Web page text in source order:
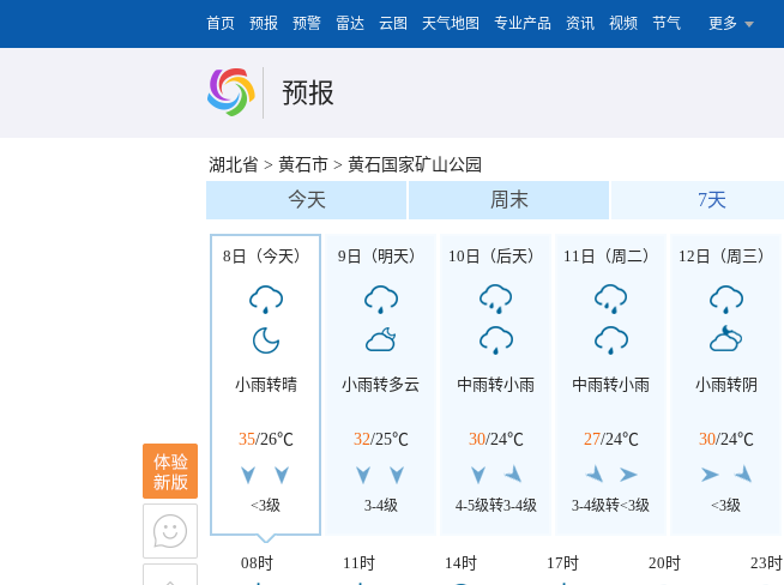
首页 预报 预警 雷达 云图 天气地图 专业产品 资讯 视频 节气 更多
预报
湖北省 > 黄石市 > 黄石国家矿山公园
今天 周末 7天
8日（今天）
小雨转晴
35/26℃
<3级
9日（明天）
小雨转多云
32/25℃
3-4级
10日（后天）
中雨转小雨
30/24℃
4-5级转3-4级
11日（周二）
中雨转小雨
27/24℃
3-4级转<3级
12日（周三）
小雨转阴
30/24℃
<3级
08时 11时 14时 17时 20时 23时